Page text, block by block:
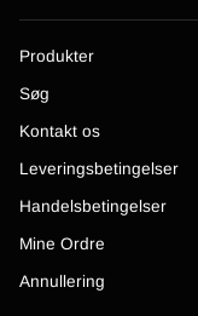
Produkter
Søg
Kontakt os
Leveringsbetingelser
Handelsbetingelser
Mine Ordre
Annullering